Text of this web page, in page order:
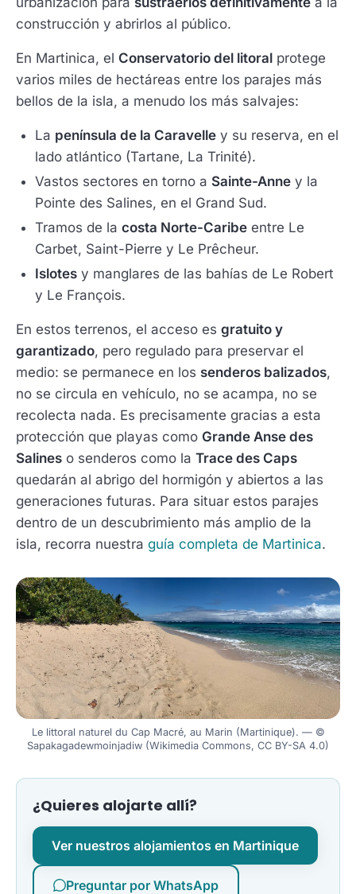
construcción y abrirlos al público.
En Martinica, el Conservatorio del litoral protege
varios miles de hectáreas entre los parajes más
bellos de la isla, a menudo los más salvajes:
La península de la Caravelle y su reserva, en el
lado atlántico (Tartane, La Trinité).
Vastos sectores en torno a Sainte-Anne y la
Pointe des Salines, en el Grand Sud.
Tramos de la costa Norte-Caribe entre Le
Carbet, Saint-Pierre y Le Prêcheur.
Islotes y manglares de las bahías de Le Robert
y Le François.
En estos terrenos, el acceso es gratuito y
garantizado, pero regulado para preservar el
medio: se permanece en los senderos balizados,
no se circula en vehículo, no se acampa, no se
recolecta nada. Es precisamente gracias a esta
protección que playas como Grande Anse des
Salines o senderos como la Trace des Caps
quedarán al abrigo del hormigón y abiertos a las
generaciones futuras. Para situar estos parajes
dentro de un descubrimiento más amplio de la
isla, recorra nuestra guía completa de Martinica.
Le littoral naturel du Cap Macré, au Marin (Martinique). — ©
Sapakagadewmoinjadiw (Wikimedia Commons, CC BY-SA 4.0)
¿Quieres alojarte allí?
Ver nuestros alojamientos en Martinique
Preguntar por WhatsApp